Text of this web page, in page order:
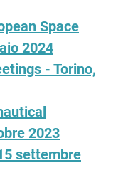
Space
2024
- Torino,
2023
settembre